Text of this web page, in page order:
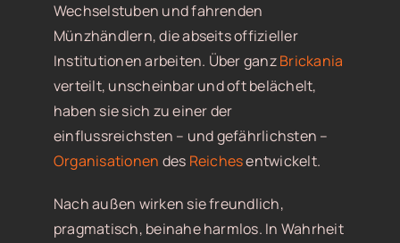
Wechselstuben und fahrenden
Münzhändlern, die abseits offizieller
Institutionen arbeiten. Über ganzBrickania
verteilt, unscheinbar und oft belächelt,
haben sie sich zu einer der
einflussreichsten – und gefährlichsten –
Organisationen des Reichesentwickelt.
Nach außen wirken sie freundlich,
pragmatisch, beinahe harmlos. In Wahrheit